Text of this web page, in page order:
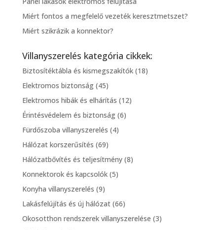
Miért fontos a megfelelő vezeték keresztmetszet?
Miért szikrázik a konnektor?
Villanyszerelés kategória cikkek:
Biztosítéktábla és kismegszakítók(18)
Elektromos biztonság(45)
Elektromos hibák és elhárítás (12)
Érintésvédelem és biztonság(6)
Fürdőszoba villanyszerelés (4)
Hálózat korszerűsítés (69)
Hálózatbővítés és teljesítmény(8)
Konnektorok és kapcsolók(5)
Konyha villanyszerelés (9)
Lakásfelújítás és új hálózat(66)
Okosotthon rendszerek villanyszerelése (3)